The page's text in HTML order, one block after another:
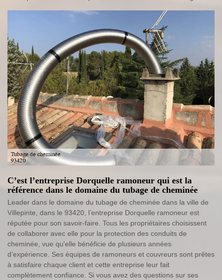
C’est l’entreprise Dorquelle ramoneur qui est la
référence dans le domaine du tubage de cheminée
Leader dans le domaine du tubage de cheminée dans la ville de
Villepinte, dans le 93420, l’entreprise Dorquelle ramoneur est
réputée pour son savoir-faire. Tous les propriétaires choisissent
de collaborer avec elle pour la protection des conduits de
cheminée, vue qu'elle bénéficie de plusieurs années
d’expérience. Ses équipes de ramoneurs et couvreurs sont prêtes
à satisfaire chaque client et cette entreprise leur fait
complètement confiance. Si vous avez des questions sur ses